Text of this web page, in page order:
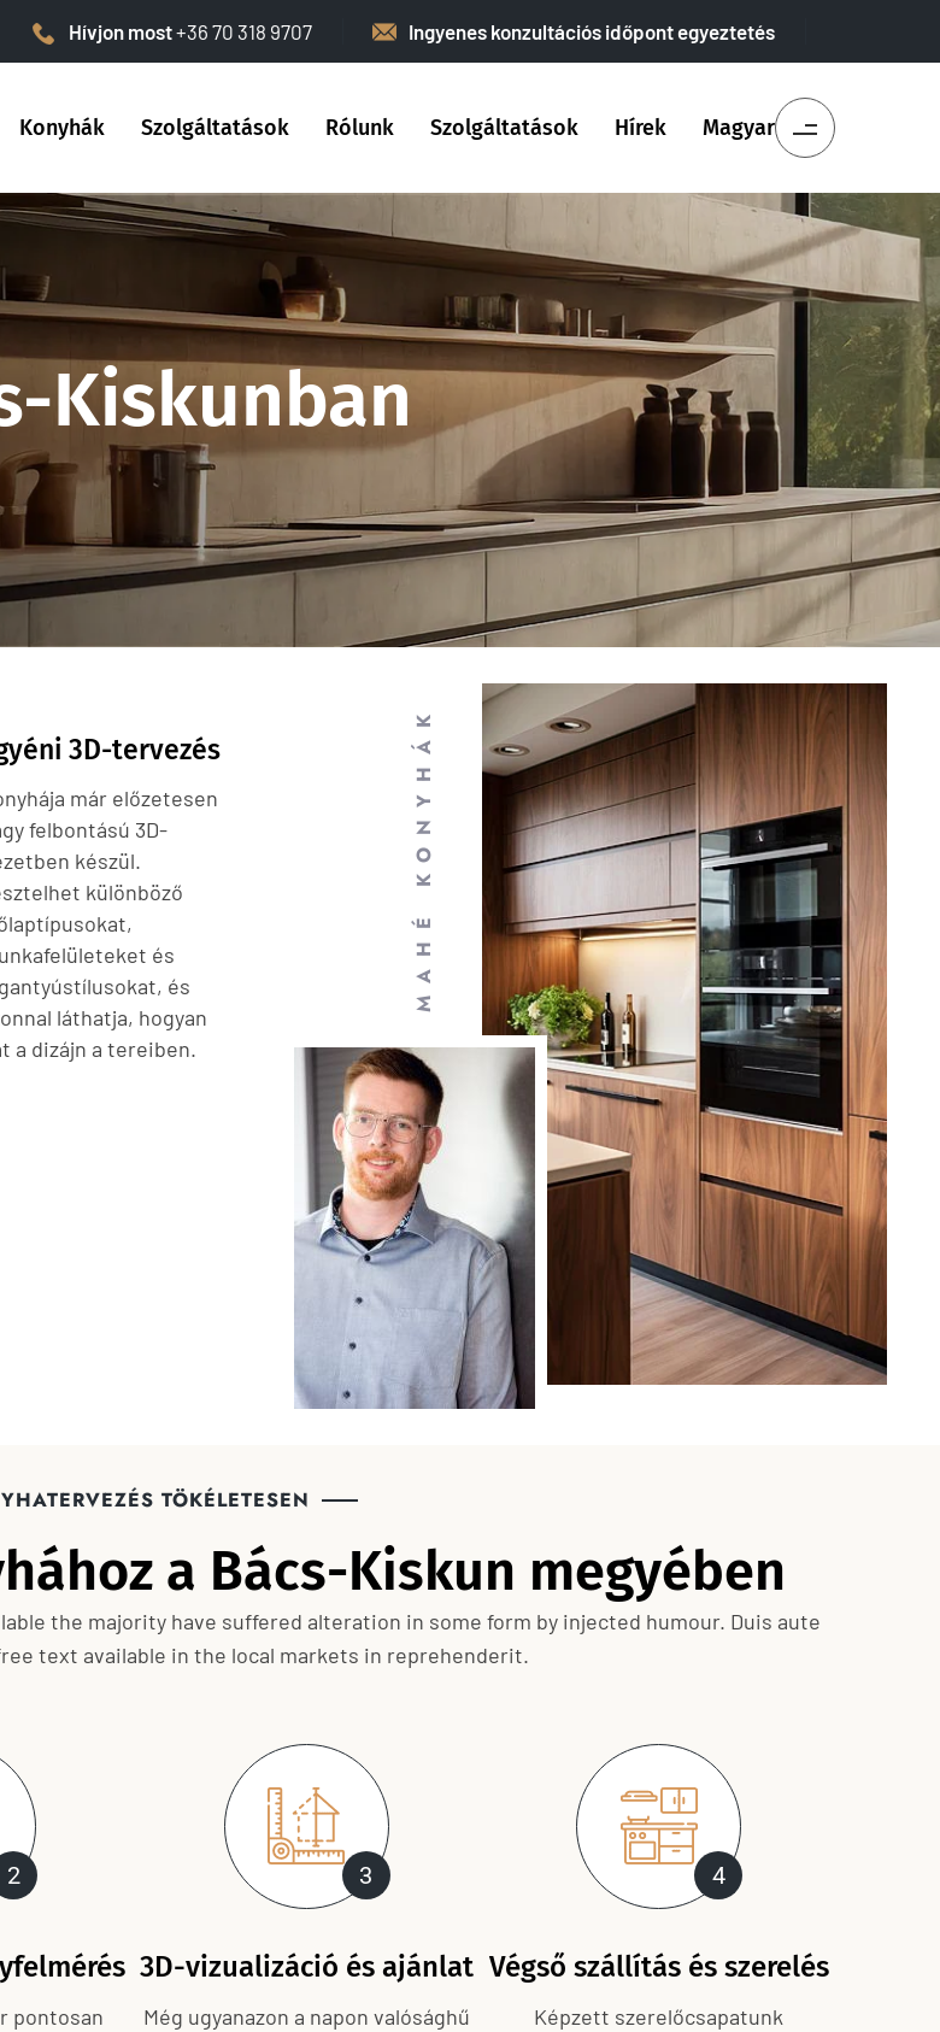
Hívjon most+36 70 318 9707 Ingyenes konzultációs időpont egyeztetés
Konyhák Szolgáltatások Rólunk Szolgáltatások Hírek Magyar
Kiskunban
3D-tervezés
már előzetesen
felbontású 3D-
készül.
különböző
és
és
láthatja, hogyan
a dizájn a tereiben.
MAHÉ KONYHÁK
TÖKÉLETESEN
a Bács-Kiskun megyében
the majority have suffered alteration in some form by injected humour. Duis aute
text available in the local markets in reprehenderit.
2
pontosan
3
3D-vizualizáció és ajánlat
Még ugyanazon a napon valósághű
4
Végső szállítás és szerelés
Képzett szerelőcsapatunk